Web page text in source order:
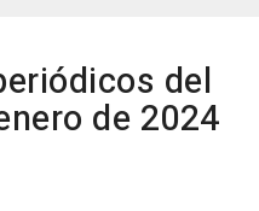
del
de 2024